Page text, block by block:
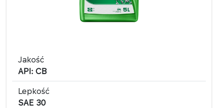
Jakość
API: CB
Lepkość
SAE 30